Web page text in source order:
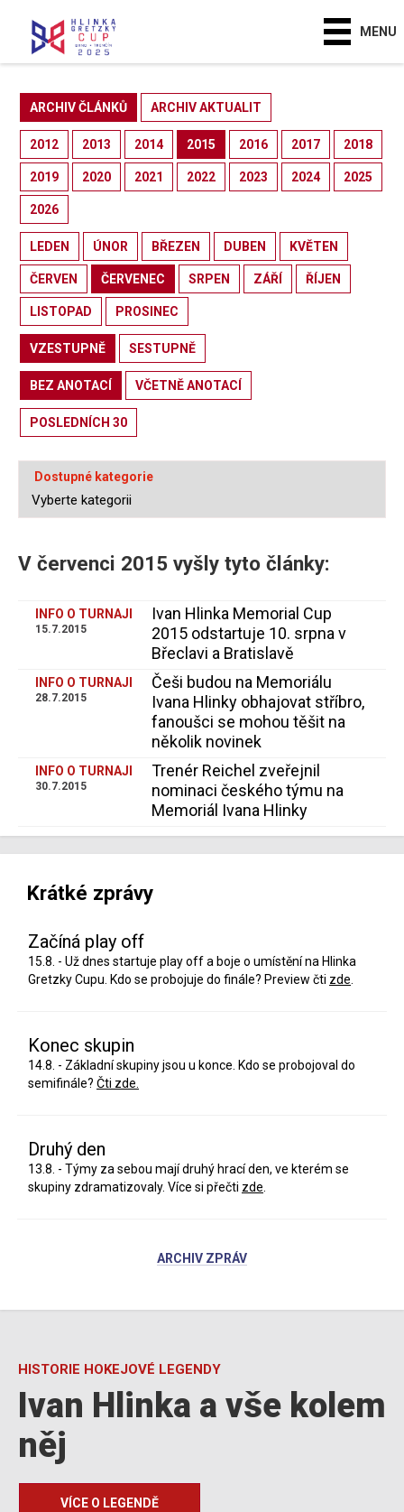
MENU
ARCHIV ČLÁNKŮ ARCHIV AKTUALIT
2012 2013 2014 2015 2016 2017 2018
2019 2020 2021 2022 2023 2024 2025
2026
LEDEN ÚNOR BŘEZEN DUBEN KVĚTEN
ČERVEN ČERVENEC SRPEN ZÁŘÍ ŘÍJEN
LISTOPAD PROSINEC
VZESTUPNĚ SESTUPNĚ
BEZ ANOTACÍ VČETNĚ ANOTACÍ
POSLEDNÍCH 30
Dostupné kategorie
V červenci 2015 vyšly tyto články:
INFO O TURNAJI
15.7.2015
Ivan Hlinka Memorial Cup
2015 odstartuje 10. srpna v
Břeclavi a Bratislavě
INFO O TURNAJI
28.7.2015
Češi budou na Memoriálu
Ivana Hlinky obhajovat stříbro,
fanoušci se mohou těšit na
několik novinek
INFO O TURNAJI
30.7.2015
Trenér Reichel zveřejnil
nominaci českého týmu na
Memoriál Ivana Hlinky
Krátké zprávy
Začíná play off
15.8. - Už dnes startuje play off a boje o umístění na Hlinka
Gretzky Cupu. Kdo se probojuje do finále? Preview čti zde.
Konec skupin
14.8. - Základní skupiny jsou u konce. Kdo se probojoval do
semifinále? Čti zde.
Druhý den
13.8. - Týmy za sebou mají druhý hrací den, ve kterém se
skupiny zdramatizovaly. Více si přečti zde.
ARCHIV ZPRÁV
HISTORIE HOKEJOVÉ LEGENDY
Ivan Hlinka a vše kolem
něj
VÍCE O LEGENDĚ